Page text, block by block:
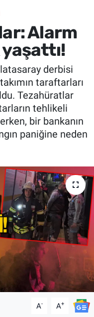
Alarm
derbisi
taraftarları
Tezahüratlar
tehlikeli
bir bankanın
paniğine neden
A- A+